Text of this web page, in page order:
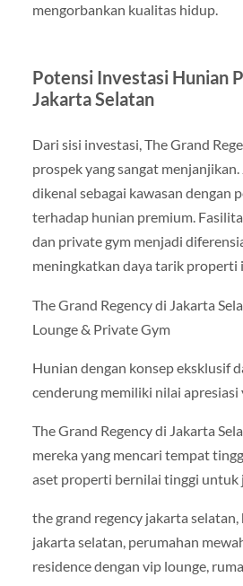
mengorbankan kualitas hidup.
Potensi Investasi Hunian
Jakarta Selatan
Dari sisi investasi, The Grand
prospek yang sangat menjanjikan.
dikenal sebagai kawasan dengan
terhadap hunian premium.
dan private gym menjadi
meningkatkan daya tarik properti
The Grand Regency di Jakarta
Lounge & Private Gym
Hunian dengan konsep eksklusif
cenderung memiliki nilai apresiasi
The Grand Regency di Jakarta
mereka yang mencari tempat
aset properti bernilai tinggi untuk
the grand regency jakarta
jakarta selatan, perumahan
residence dengan vip lounge,